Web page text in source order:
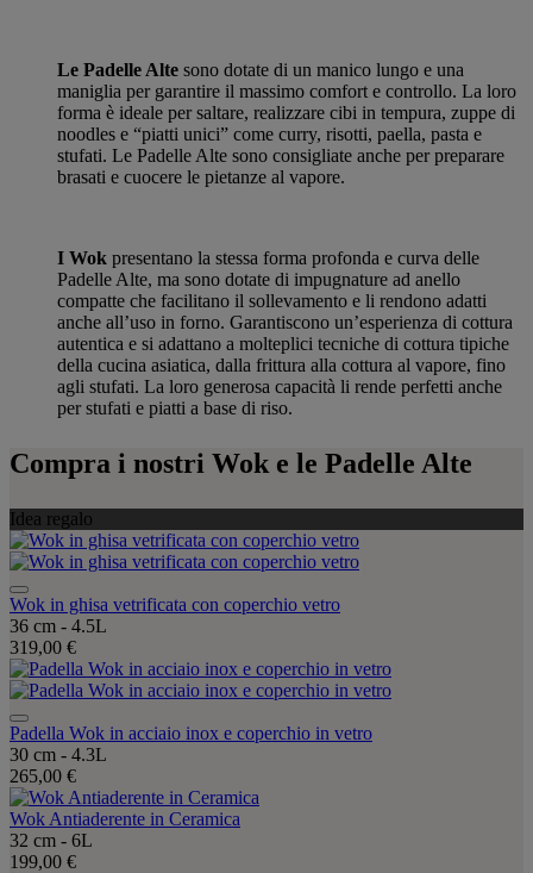
Le Padelle Alte sono dotate di un manico lungo e una
maniglia per garantire il massimo comfort e controllo. La loro
forma è ideale per saltare, realizzare cibi in tempura, zuppe di
noodles e “piatti unici” come curry, risotti, paella, pasta e
stufati. Le Padelle Alte sono consigliate anche per preparare
brasati e cuocere le pietanze al vapore.
I Wok presentano la stessa forma profonda e curva delle
Padelle Alte, ma sono dotate di impugnature ad anello
compatte che facilitano il sollevamento e li rendono adatti
anche all’uso in forno. Garantiscono un’esperienza di cottura
autentica e si adattano a molteplici tecniche di cottura tipiche
della cucina asiatica, dalla frittura alla cottura al vapore, fino
agli stufati. La loro generosa capacità li rende perfetti anche
per stufati e piatti a base di riso.
Compra i nostri Wok e le Padelle Alte
Idea regalo
Wok in ghisa vetrificata con coperchio vetro
36 cm - 4.5L
319,00 €
Padella Wok in acciaio inox e coperchio in vetro
30 cm - 4.3L
265,00 €
Wok Antiaderente in Ceramica
32 cm - 6L
199,00 €